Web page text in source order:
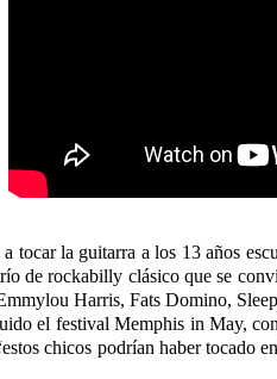
tocar la guitarra a los 13 años
rockabilly clásico que se
Harris, Fats Domino,
el festival Memphis in May,
chicos podrían haber tocado